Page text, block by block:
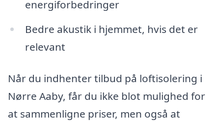
energiforbedringer
Bedre akustik i hjemmet, hvis det er
relevant
Når du indhenter tilbud på loftisolering i
Nørre Aaby, får du ikke blot mulighed for
at sammenligne priser, men også at